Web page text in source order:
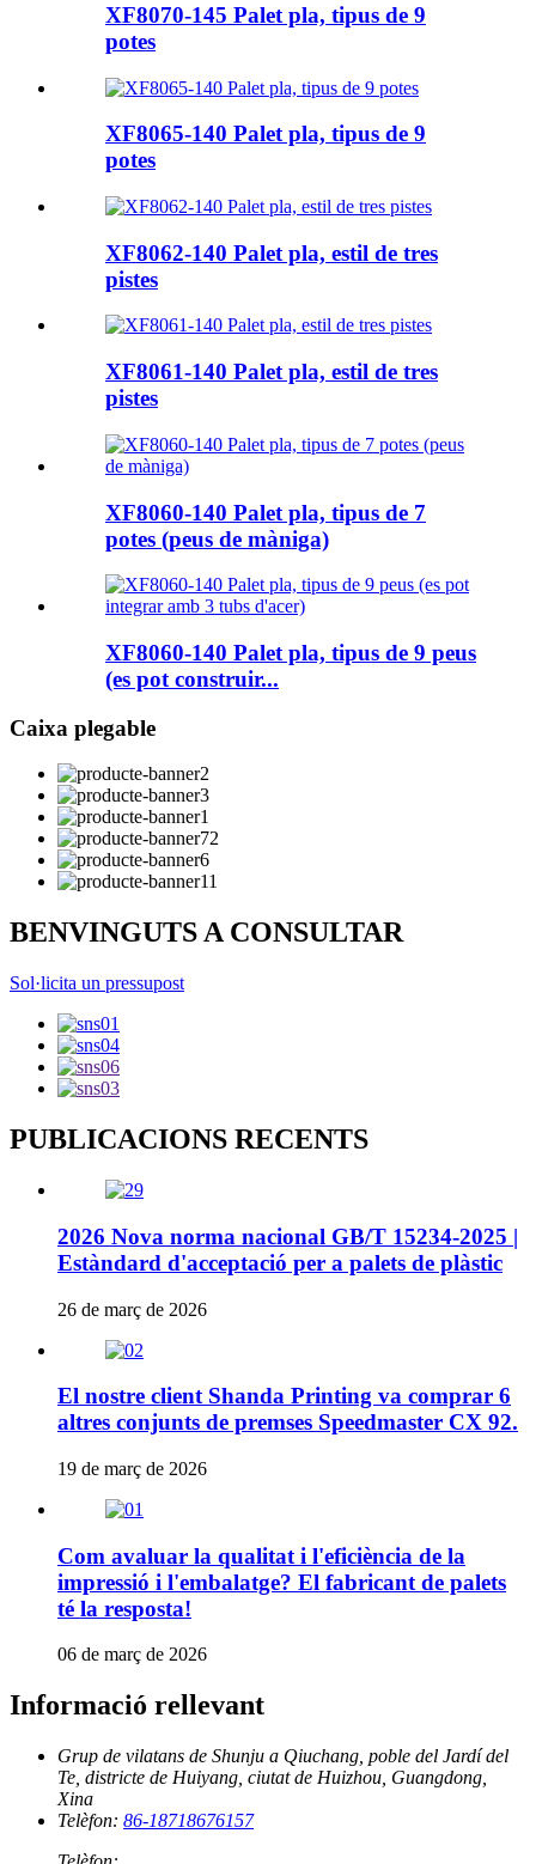
XF8070-145 Palet pla, tipus de 9
potes
XF8065-140 Palet pla, tipus de 9
potes
XF8062-140 Palet pla, estil de tres
pistes
XF8061-140 Palet pla, estil de tres
pistes
XF8060-140 Palet pla, tipus de 7
potes (peus de màniga)
XF8060-140 Palet pla, tipus de 9 peus
(es pot construir...
Caixa plegable
BENVINGUTS A CONSULTAR
Sol·licita un pressupost
PUBLICACIONS RECENTS
2026 Nova norma nacional GB/T 15234-2025 |
Estàndard d'acceptació per a palets de plàstic
26 de març de 2026
El nostre client Shanda Printing va comprar 6
altres conjunts de premses Speedmaster CX 92.
19 de març de 2026
Com avaluar la qualitat i l'eficiència de la
impressió i l'embalatge? El fabricant de palets
té la resposta!
06 de març de 2026
Informació rellevant
Grup de vilatans de Shunju a Qiuchang, poble del Jardí del
Te, districte de Huiyang, ciutat de Huizhou, Guangdong,
Xina
Telèfon: 86-18718676157